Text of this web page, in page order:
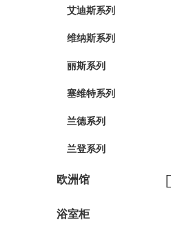
艾迪斯系列
维纳斯系列
丽斯系列
塞维特系列
兰德系列
兰登系列
欧洲馆
浴室柜